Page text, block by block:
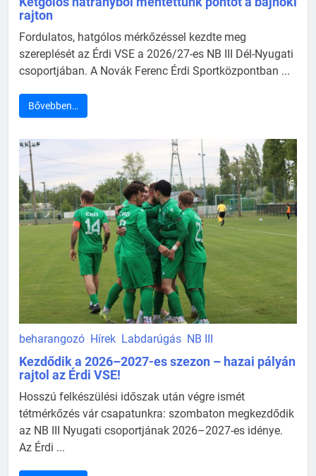
rajton
Fordulatos, hatgólos mérkőzéssel kezdte meg
szereplését az Érdi VSE a 2026/27-es NB III Dél-Nyugati
csoportjában. A Novák Ferenc Érdi Sportközpontban ...
Bővebben…
beharangozó Hírek Labdarúgás NB III
Kezdődik a 2026–2027-es szezon – hazai pályán
rajtol az Érdi VSE!
Hosszú felkészülési időszak után végre ismét
tétmérkőzés vár csapatunkra: szombaton megkezdődik
az NB III Nyugati csoportjának 2026–2027-es idénye.
Az Érdi ...